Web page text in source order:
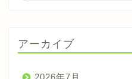
アーカイブ